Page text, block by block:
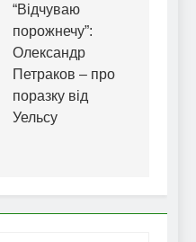
“Відчуваю
порожнечу”:
Олександр
Петраков – про
поразку від
Уельсу